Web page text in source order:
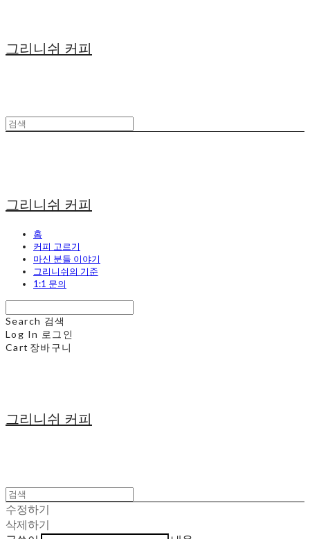
그리니쉬 커피
그리니쉬 커피
홈
커피 고르기
마신 분들 이야기
그리니쉬의 기준
1:1 문의
Search 검색
Log In 로그인
Cart 장바구니
그리니쉬 커피
수정하기
삭제하기